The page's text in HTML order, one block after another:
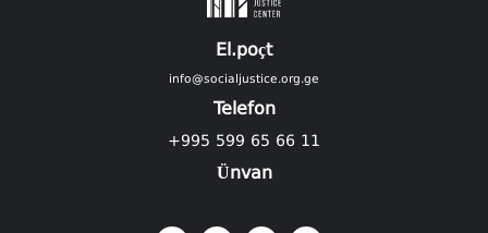
El.poçt
info@socialjustice.org.ge
Telefon
+995 599 65 66 11
Ünvan